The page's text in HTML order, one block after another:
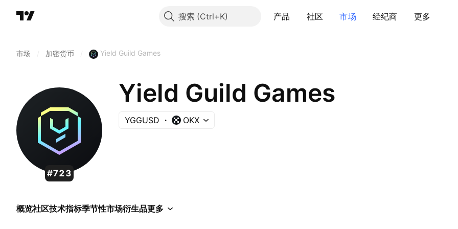
搜索 产品 社区 市场 经纪商 更多
市场 加密货币 Yield Guild Games
#723
Yield Guild Games
YGGUSD OKX
概览社区技术指标季节性市场衍生品更多